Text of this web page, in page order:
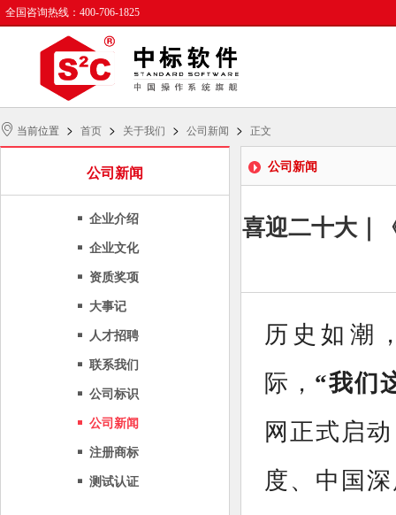
全国咨询热线：400-706-1825
当前位置 > 首页 > 关于我们 > 公司新闻 > 正文
公司新闻
企业介绍
企业文化
资质奖项
大事记
人才招聘
联系我们
公司标识
公司新闻
注册商标
测试认证
公司新闻
喜迎二十大｜
历史如潮
际， “我们
网正式启
度、中国